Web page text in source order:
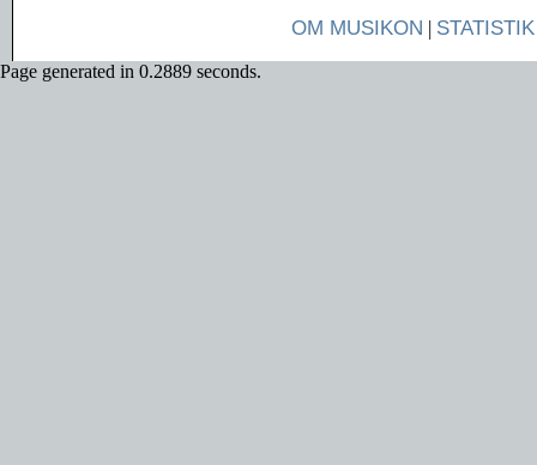
OM MUSIKON | STATISTIK
Page generated in 0.2889 seconds.